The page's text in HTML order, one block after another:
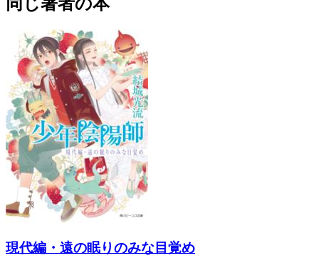
現代編・遠の眠りのみな目覚め